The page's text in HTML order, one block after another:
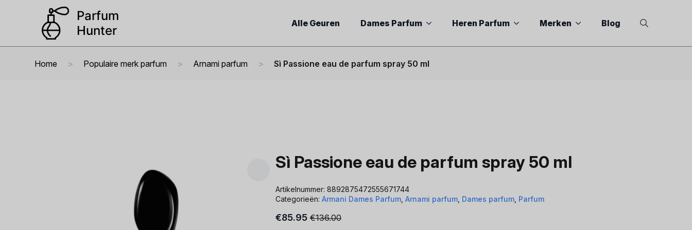
Alle Geuren Dames Parfum Heren Parfum Merken
Blog
Home Populaire merk parfum Arnami parfum Sì Passione eau de parfum spray 50 ml
Sì Passione eau de parfum spray 50 ml
Artikelnummer:8892875472555671744
Categorieën:Armani Dames Parfum ,Arnami parfum Dames parfum Parfum
€136.00
Oorspronkelijke
€85.95
Huidige